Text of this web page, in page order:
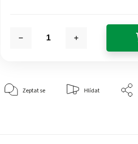
Zeptat se Hlídat